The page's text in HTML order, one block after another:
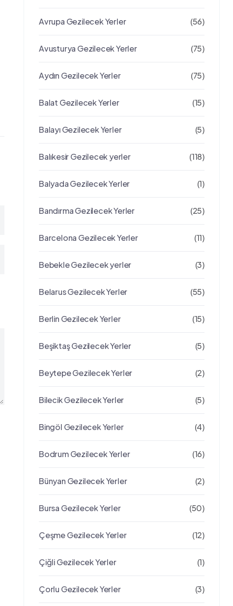
Avrupa Gezilecek Yerler (56)
Avusturya Gezilecek Yerler (75)
Aydın Gezilecek Yerler (75)
Balat Gezilecek Yerler (15)
Balayı Gezilecek Yerler (5)
Balıkesir Gezilecek yerler (118)
Balyada Gezilecek Yerler (1)
Bandırma Gezilecek Yerler (25)
Barcelona Gezilecek Yerler (11)
Bebekle Gezilecek yerler (3)
Belarus Gezilecek Yerler (55)
Berlin Gezilecek Yerler (15)
Beşiktaş Gezilecek Yerler (5)
Beytepe Gezilecek Yerler (2)
Bilecik Gezilecek Yerler (5)
Bingöl Gezilecek Yerler (4)
Bodrum Gezilecek Yerler (16)
Bünyan Gezilecek Yerler (2)
Bursa Gezilecek Yerler (50)
Çeşme Gezilecek Yerler (12)
Çiğli Gezilecek Yerler (1)
Çorlu Gezilecek Yerler (3)